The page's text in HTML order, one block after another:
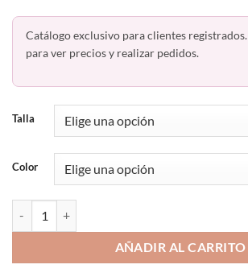
Catálogo exclusivo para clientes registrados.
para ver precios y realizar pedidos.
Talla
Color
AÑADIR AL CARRITO